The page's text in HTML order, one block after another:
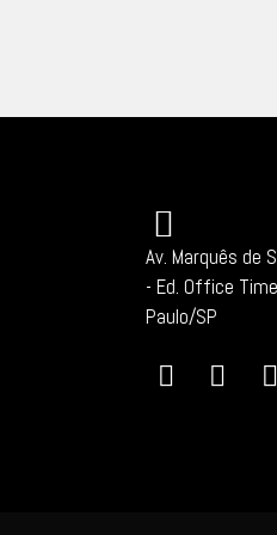
Av. Marquês de
- Ed. Office
Paulo/SP